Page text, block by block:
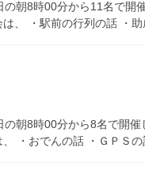
朝8時00分から11名で開
、 ・駅前の行列の話 ・
朝8時00分から8名で開
、 ・おでんの話 ・ＧＰ